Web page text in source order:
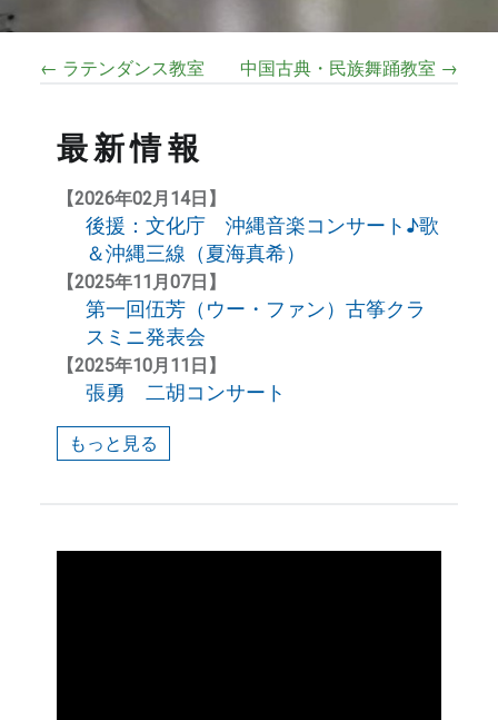
← ラテンダンス教室 中国古典・民族舞踊教室 →
最新情報
【2026年02月14日】
後援：文化庁 沖縄音楽コンサート♪歌
＆沖縄三線（夏海真希）
【2025年11月07日】
第一回伍芳（ウー・ファン）古筝クラ
スミニ発表会
【2025年10月11日】
張勇 二胡コンサート
もっと見る